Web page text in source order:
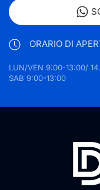
ORARIO DI
LUN/VEN 9:00-13:00/
SAB 9:00-13:00